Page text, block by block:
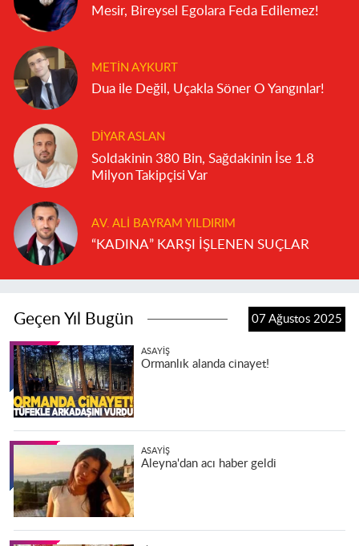
Mesir, Bireysel Egolara Feda Edilemez!
METIN AYKURT
Dua ile Değil, Uçakla Söner O Yangınlar!
DIYAR ASLAN
Soldakinin 380 Bin, Sağdakinin İse 1.8
Milyon Takipçisi Var
AV. ALI BAYRAM YILDIRIM
“KADINA” KARŞI İŞLENEN SUÇLAR
Geçen Yıl Bugün 07 Ağustos 2025
ASAYIŞ
Ormanlık alanda cinayet!
ASAYIŞ
Aleyna'dan acı haber geldi